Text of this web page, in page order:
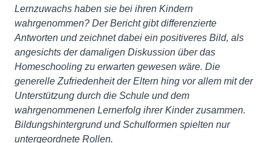
Lernzuwachs haben sie bei ihren Kindern
wahrgenommen? Der Bericht gibt differenzierte
Antworten und zeichnet dabei ein positiveres Bild, als
angesichts der damaligen Diskussion über das
Homeschooling zu erwarten gewesen wäre. Die
generelle Zufriedenheit der Eltern hing vor allem mit der
Unterstützung durch die Schule und dem
wahrgenommenen Lernerfolg ihrer Kinder zusammen.
Bildungshintergrund und Schulformen spielten nur
untergeordnete Rollen.